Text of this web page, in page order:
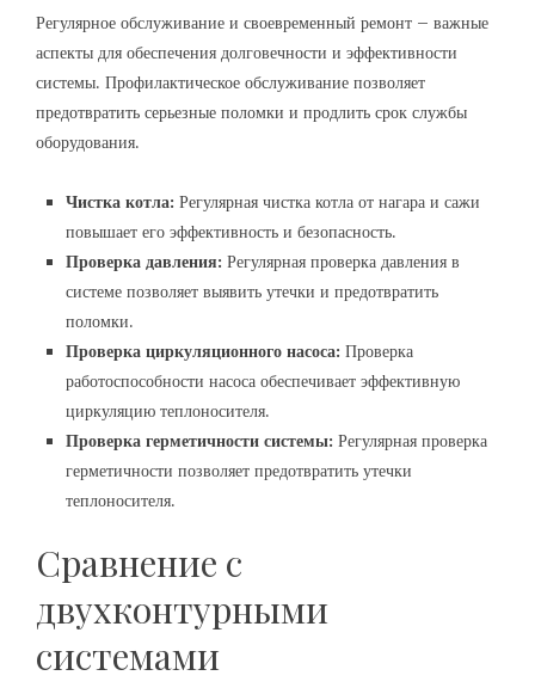
Регулярное обслуживание и своевременный ремонт – важные
аспекты для обеспечения долговечности и эффективности
системы. Профилактическое обслуживание позволяет
предотвратить серьезные поломки и продлить срок службы
оборудования.
Чистка котла: Регулярная чистка котла от нагара и сажи
повышает его эффективность и безопасность.
Проверка давления: Регулярная проверка давления в
системе позволяет выявить утечки и предотвратить
поломки.
Проверка циркуляционного насоса: Проверка
работоспособности насоса обеспечивает эффективную
циркуляцию теплоносителя.
Проверка герметичности системы: Регулярная проверка
герметичности позволяет предотвратить утечки
теплоносителя.
Сравнение с
двухконтурными
системами